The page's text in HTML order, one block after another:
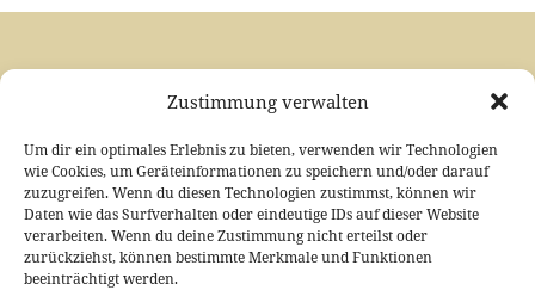
Zustimmung verwalten
Um dir ein optimales Erlebnis zu bieten, verwenden wir Technologien
wie Cookies, um Geräteinformationen zu speichern und/oder darauf
zuzugreifen. Wenn du diesen Technologien zustimmst, können wir
Daten wie das Surfverhalten oder eindeutige IDs auf dieser Website
verarbeiten. Wenn du deine Zustimmung nicht erteilst oder
zurückziehst, können bestimmte Merkmale und Funktionen
beeinträchtigt werden.